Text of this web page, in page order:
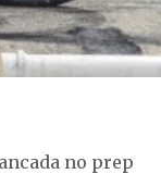
no prep